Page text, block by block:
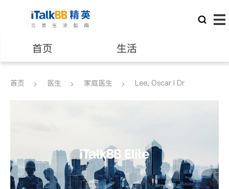
首页 生活
医生 律师
会计师
建筑装修
首页 医生 家庭医生 Lee, Oscar I Dr